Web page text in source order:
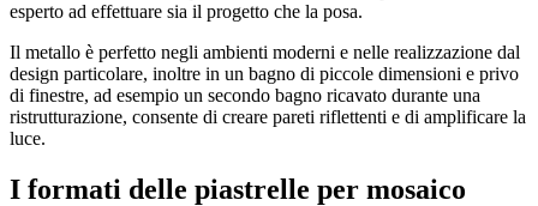
esperto ad effettuare sia il progetto che la posa.
Il metallo è perfetto negli ambienti moderni e nelle realizzazione dal
design particolare, inoltre in un bagno di piccole dimensioni e privo
di finestre, ad esempio un secondo bagno ricavato durante una
ristrutturazione, consente di creare pareti riflettenti e di amplificare la
luce.
I formati delle piastrelle per mosaico